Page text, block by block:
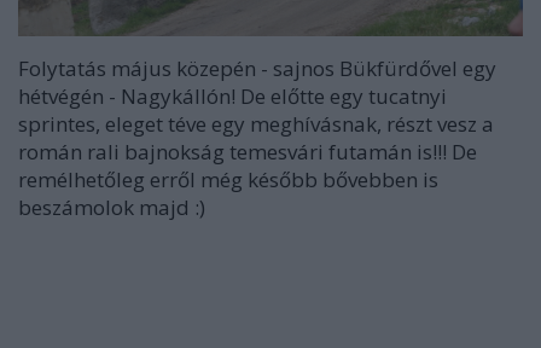
Folytatás május közepén - sajnos Bükfürdővel egy
hétvégén - Nagykállón! De előtte egy tucatnyi
sprintes, eleget téve egy meghívásnak, részt vesz a
román rali bajnokság temesvári futamán is!!! De
remélhetőleg erről még később bővebben is
beszámolok majd :)